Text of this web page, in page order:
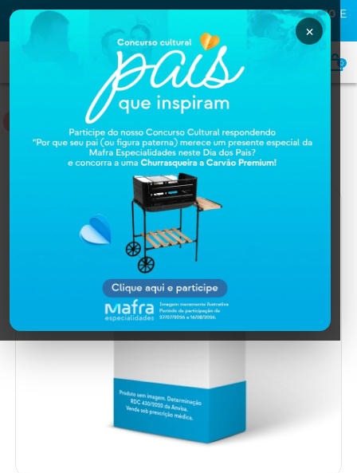
PRIMEIRA COMPRA NA MAFRA? USE O CUPOMMAFRA10 E
GANHE
0
MEDICAMENTOS
Home MEDICAMENTOS
×